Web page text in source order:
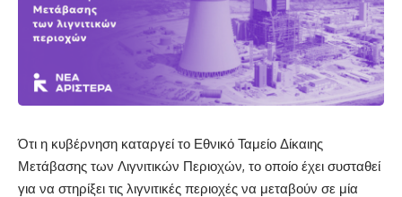
Ότι η κυβέρνηση καταργεί το Εθνικό Ταμείο Δίκαιης
Μετάβασης των Λιγνιτικών Περιοχών, το οποίο έχει συσταθεί
για να στηρίξει τις λιγνιτικές περιοχές να μεταβούν σε μία